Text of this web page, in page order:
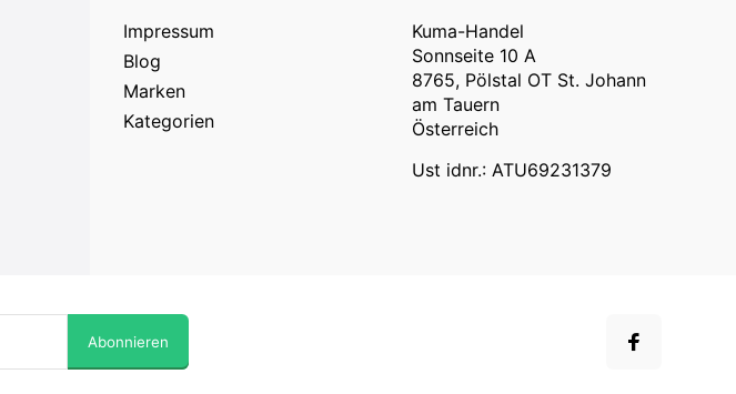
Impressum
Blog
Marken
Kategorien
Kuma-Handel
Sonnseite 10 A
8765, Pölstal OT St. Johann
am Tauern
Österreich
Ust idnr.: ATU69231379
Abonnieren